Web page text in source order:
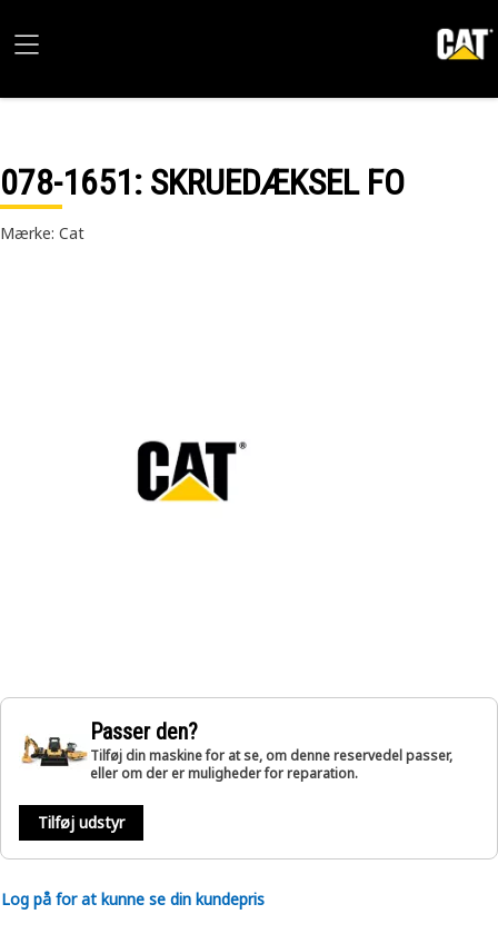
078-1651: SKRUEDÆKSEL FO
Mærke: Cat
Passer den?
Tilføj din maskine for at se, om denne reservedel passer,
eller om der er muligheder for reparation.
Tilføj udstyr
Log på for at kunne se din kundepris